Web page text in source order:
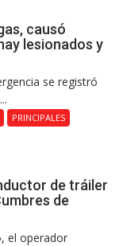
causó
lesionados y
se registró
PRINCIPALES
de tráiler
de
el operador